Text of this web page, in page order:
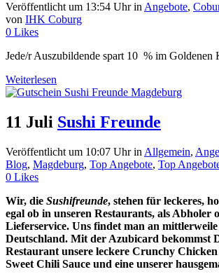
Veröffentlicht um 13:54 Uhrin Angebote,
von IHK Coburg
0 Likes
Jede/r Auszubildende spart 10 % im Goldenen
Weiterlesen
11 Juli Sushi Freunde
Veröffentlicht um 10:07 Uhrin Allgemein,
Blog, Magdeburg, Top Angebote, Top
0 Likes
Wir, die Sushifreunde, stehen für leckeres,
egal ob in unseren Restaurants, als Abholer
Lieferservice. Uns findet man an mittlerweile
Deutschland. Mit der Azubicard bekommst
Restaurant unsere leckere Crunchy
Sweet Chili Sauce und eine unserer